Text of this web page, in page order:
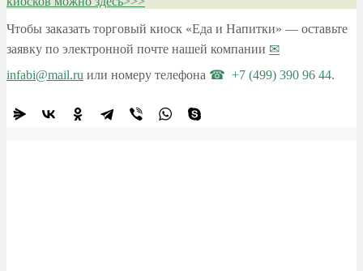
Чтобы заказать торговый киоск «Еда и Напитки» — оставьте
заявку по электронной почте нашей компании
infabi@mail.ru или номеру телефона +7 (499) 390 96 44.